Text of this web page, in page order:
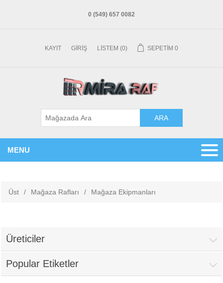
0 (549) 657 0082
KAYIT GIRIŞ LISTEM (0) SEPETIM 0
MENU
Üst / Mağaza Rafları / Mağaza Ekipmanları
Üreticiler
Popular Etiketler